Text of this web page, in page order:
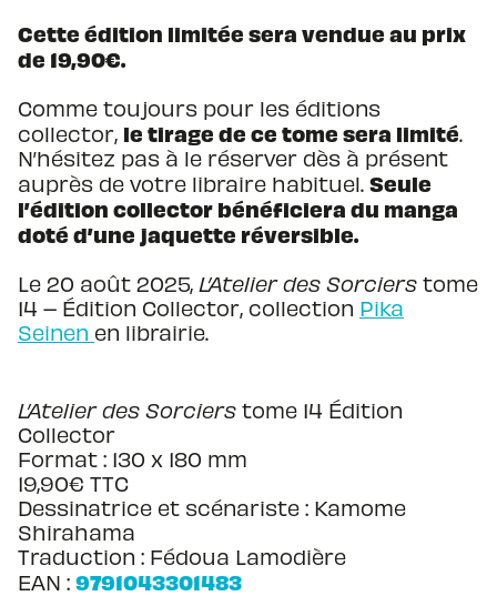
Cette édition limitée sera vendue au prix
de 19,90€.
Comme toujours pour les éditions
collector, le tirage de ce tome sera limité.
N’hésitez pas à le réserver dès à présent
auprès de votre libraire habituel. Seule
l’édition collector bénéficiera du manga
doté d’une jaquette réversible.
Le 20 août 2025, L’Atelier des Sorciers tome
14 – Édition Collector, collection Pika
Seinen en librairie.
L’Atelier des Sorciers tome 14 Édition
Collector
Format : 130 x 180 mm
19,90€ TTC
Dessinatrice et scénariste : Kamome
Shirahama
Traduction : Fédoua Lamodière
EAN : 9791043301483